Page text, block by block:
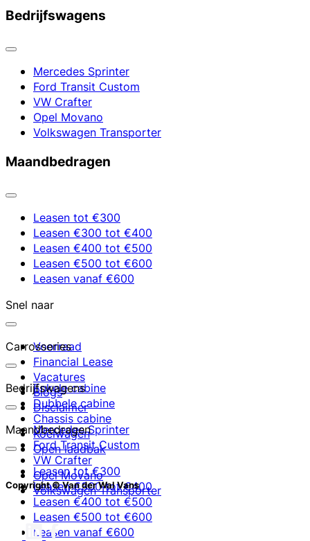
Bedrijfswagens
Mercedes Sprinter
Ford Transit Custom
VW Crafter
Opel Movano
Volkswagen Transporter
Maandbedragen
Leasen tot €300
Leasen €300 tot €400
Leasen €400 tot €500
Leasen €500 tot €600
Leasen vanaf €600
Snel naar
Voorraad
Financial Lease
Vacatures
Blogs
Disclaimer
Carrosseries
Enkele cabine
Dubbele cabine
Chassis cabine
Koelwagen
Open laadbak
Bedrijfswagens
Mercedes Sprinter
Ford Transit Custom
VW Crafter
Opel Movano
Volkswagen Transporter
Maandbedragen
Leasen tot €300
Leasen €300 tot €400
Leasen €400 tot €500
Leasen €500 tot €600
Leasen vanaf €600
Copyright © Van der Wal Vans